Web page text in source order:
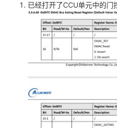
已经打开了CCU单元中的门